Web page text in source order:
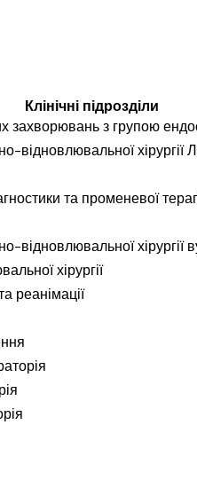
Клінічні підрозділи
захворювань з групою
відновлювальної хірургії
та променевої
відновлювальної хірургії
хірургії
реанімації